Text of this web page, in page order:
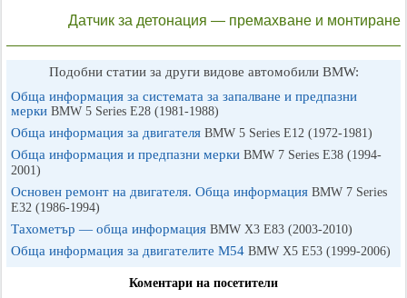
Датчик за детонация — премахване и монтиране
Подобни статии за други видове автомобили BMW:
Обща информация за системата за запалване и предпазни
мерки BMW 5 Series E28 (1981-1988)
Обща информация за двигателя BMW 5 Series E12 (1972-1981)
Обща информация и предпазни мерки BMW 7 Series E38 (1994-
2001)
Основен ремонт на двигателя. Обща информация BMW 7 Series
E32 (1986-1994)
Тахометър — обща информация BMW X3 Е83 (2003-2010)
Обща информация за двигателите M54 BMW X5 E53 (1999-2006)
Коментари на посетители